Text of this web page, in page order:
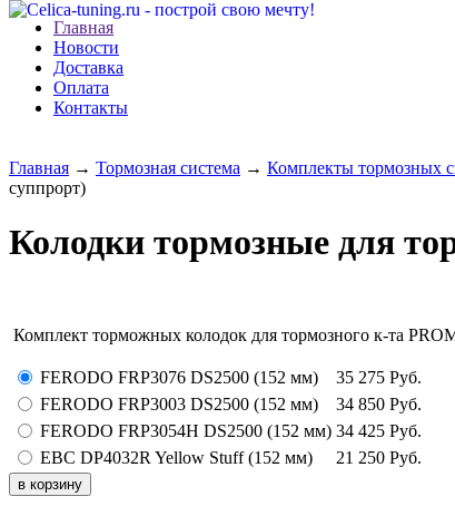
Главная
Новости
Доставка
Оплата
Контакты
Главная → Тормозная система → Комплекты тормозных
суппрорт)
Колодки тормозные для
Комплект торможных колодок для тормозного к-та
FERODO FRP3076 DS2500 (152 мм) 35 275 Руб.
FERODO FRP3003 DS2500 (152 мм)
34 850 Руб.
FERODO FRP3054H DS2500 (152 мм) 34 425 Руб.
EBC DP4032R Yellow Stuff (152 мм)
21 250 Руб.